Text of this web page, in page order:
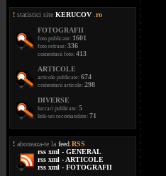
! statistici site KERUCOV ro
FOTOGRAFII
foto publicate: 1601
foto retrase: 336
comentarii foto: 413
ARTICOLE
articole publicate: 674
comentarii articole: 298
DIVERSE
lucrari publicate: 5
link-uri recomandate: 71
! aboneaza-te la feed RSS
rss xml - GENERAL
rss xml - ARTICOLE
rss xml - FOTOGRAFII